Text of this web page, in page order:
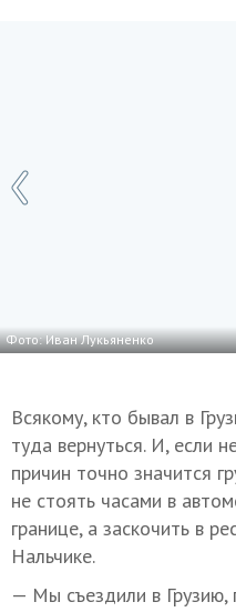
Фото: Иван Лукьяненко
Всякому, кто бывал в
туда вернуться. И, если
причин точно значится
не стоять часами в
границе, а заскочить в
Нальчике.
— Мы съездили в Грузию,